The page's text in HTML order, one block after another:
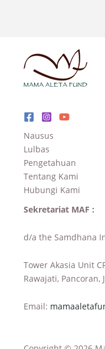
Nausus
Lulbas
Pengetahuan
Tentang Kami
Hubungi Kami
Sekretariat MAF :
d/a the Samdhana
Tower Akasia Unit
Rawajati, Pancoran,
Email: